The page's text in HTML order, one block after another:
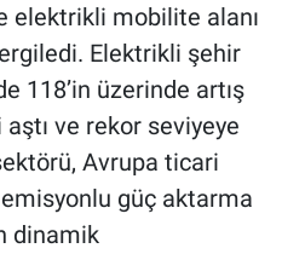
elektrikli mobilite alanı
Elektrikli şehir
118’in üzerinde artış
ve rekor seviyeye
Avrupa ticari
güç aktarma
dinamik